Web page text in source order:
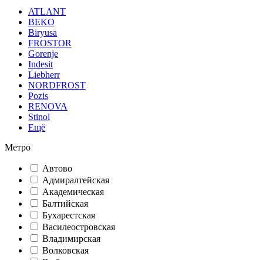
ATLANT
BEKO
Biryusa
FROSTOR
Gorenje
Indesit
Liebherr
NORDFROST
Pozis
RENOVA
Stinol
Ещё
Метро
Автово
Адмиралтейская
Академическая
Балтийская
Бухарестская
Василеостровская
Владимирская
Волковская